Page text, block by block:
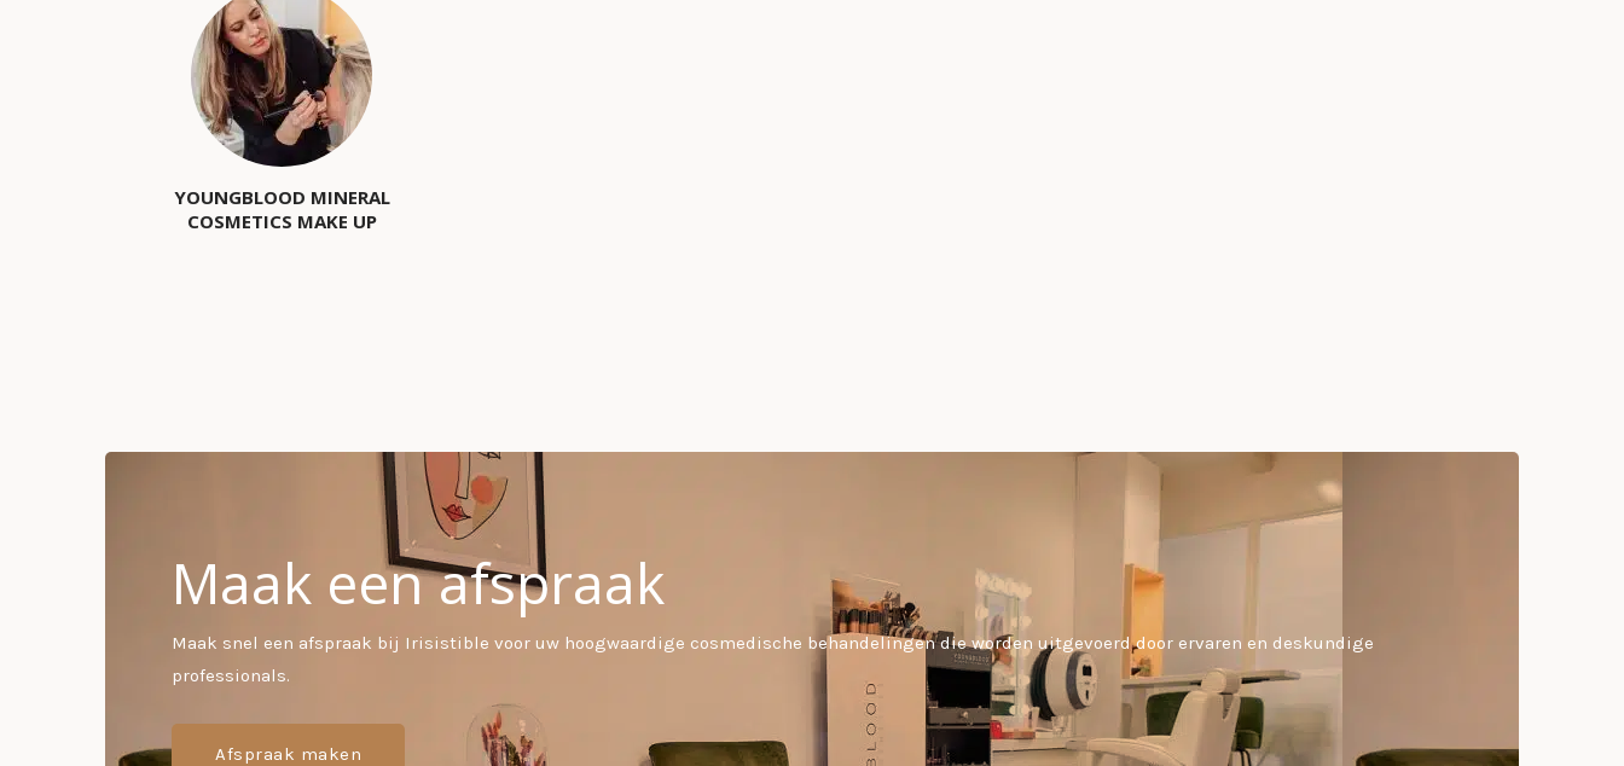
YOUNGBLOOD MINERAL
COSMETICS MAKE UP
Maak een afspraak
Maak snel een afspraak bij Irisistible voor uw hoogwaardige cosmedische behandelingen die worden uitgevoerd door ervaren en deskundige
professionals.
Afspraak maken